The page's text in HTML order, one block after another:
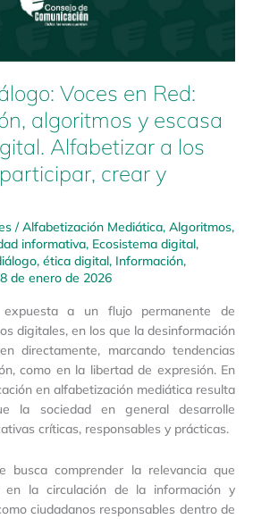
Voces en Red:
algoritmos y escasa
Alfabetizar a los
crear y
/Alfabetización Mediática, Algoritmos,
informativa, Ecosistema digital,
, ética digital, Información,
8 de enero de 2026
a un flujo permanente de
digitales, en los que la desinformación
directamente, marcando tendencias
como en la libertad de expresión. En
en alfabetización mediática resulta
la sociedad en general desarrolle
críticas, responsables y prácticas.
busca comprender la relevancia que
en la circulación de la información y
ciudadanos responsables dentro de